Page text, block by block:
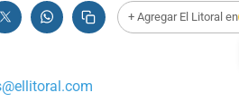
+ Agregar El Litoral en